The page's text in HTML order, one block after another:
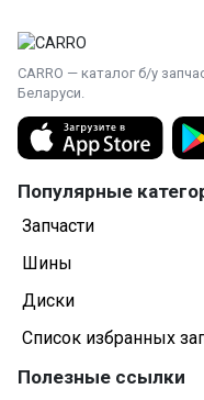
CARRO — каталог б/у
Беларуси.
Популярные
Запчасти
Шины
Диски
Список избранных
Полезные ссылки